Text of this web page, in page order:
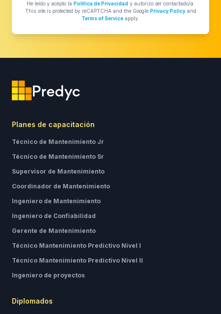
He leído y acepto la Política de Privacidad y autorizo ser contactado/a.
This site is protected by reCAPTCHA and the Google Privacy Policy and
Terms of Service apply.
Predyc
Planes de capacitación
Técnico de Mantenimiento Jr
Técnico de Mantenimiento Sr
Supervisor de Mantenimiento
Coordinador de Mantenimiento
Ingeniero de Mantenimiento
Ingeniero de Confiabilidad
Gerente de Mantenimiento
Técnico Mantenimiento Predictivo Nivel I
Técnico Mantenimiento Predictivo Nivel II
Ingeniero de proyectos
Diplomados